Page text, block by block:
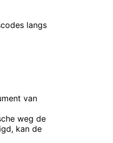
langs
van
weg de
kan de